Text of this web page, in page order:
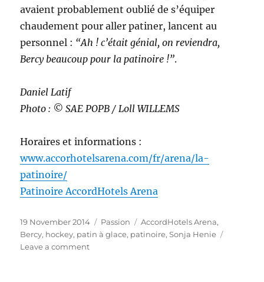
avaient probablement oublié de s’équiper
chaudement pour aller patiner, lancent au
personnel : “Ah ! c’était génial, on reviendra,
Bercy beaucoup pour la patinoire !”.
Daniel Latif
Photo : © SAE POPB / Loll WILLEMS
Horaires et informations :
www.accorhotelsarena.com/fr/arena/la-
patinoire/
Patinoire AccordHotels Arena
Posted
on
19 November 2014 Categories
Passion Tags
AccordHotels Arena,
Bercy, hockey, patin à glace, patinoire,Sonja Henie
Leave a commenton